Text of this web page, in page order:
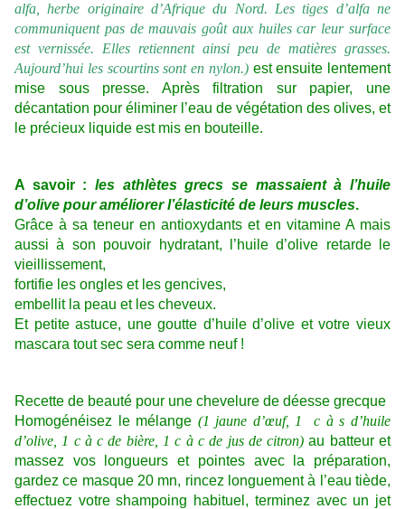
alfa, herbe originaire d’Afrique du Nord. Les tiges d’alfa ne
communiquent pas de mauvais goût aux huiles car leur surface
est vernissée. Elles retiennent ainsi peu de matières grasses.
Aujourd’hui les scourtins sont en nylon.) est ensuite lentement
mise sous presse. Après filtration sur papier, une
décantation pour éliminer l’eau de végétation des olives, et
le précieux liquide est mis en bouteille.
A savoir : les athlètes grecs se massaient à l’huile
d’olive pour améliorer l’élasticité de leurs muscles.
Grâce à sa teneur en antioxydants et en vitamine A mais
aussi à son pouvoir hydratant, l’huile d’olive retarde le
vieillissement,
fortifie les ongles et les gencives,
embellit la peau et les cheveux.
Et petite astuce, une goutte d’huile d’olive et votre vieux
mascara tout sec sera comme neuf !
Recette de beauté pour une chevelure de déesse grecque
Homogénéisez le mélange (1 jaune d’œuf, 1
c à s d’huile
d’olive, 1 c à c de bière, 1 c à c de jus de citron) au batteur et
massez vos longueurs et pointes avec la préparation,
gardez ce masque 20 mn, rincez longuement à l’eau tiède,
effectuez votre shampoing habituel, terminez avec un jet